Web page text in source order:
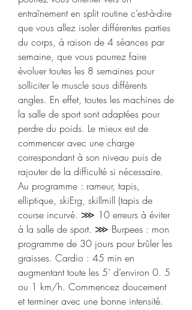
entraînement en split routine c’est-à-dire
que vous allez isoler différentes parties
du corps, à raison de 4 séances par
semaine, que vous pourrez faire
évoluer toutes les 8 semaines pour
solliciter le muscle sous différents
angles. En effet, toutes les machines de
la salle de sport sont adaptées pour
perdre du poids. Le mieux est de
commencer avec une charge
correspondant à son niveau puis de
rajouter de la difficulté si nécessaire.
Au programme : rameur, tapis,
elliptique, skiErg, skillmill (tapis de
course incurvé. ⋙ 10 erreurs à éviter
à la salle de sport. ⋙ Burpees : mon
programme de 30 jours pour brûler les
graisses. Cardio : 45 min en
augmentant toute les 5’ d’environ 0. 5
ou 1 km/h. Commencez doucement
et terminer avec une bonne intensité.